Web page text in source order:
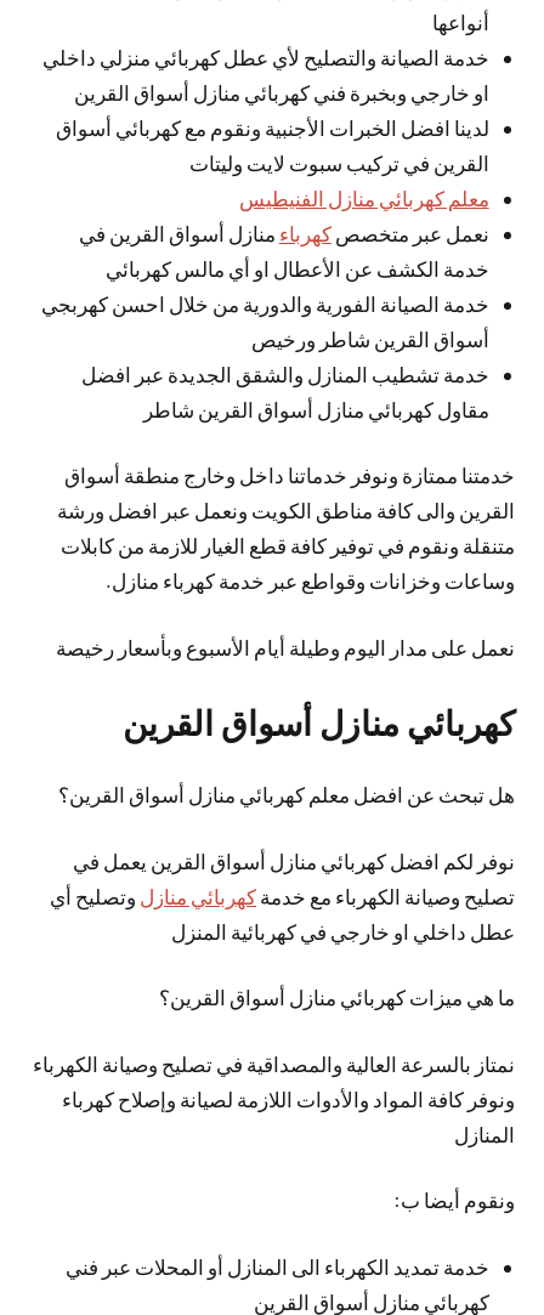
أنواعها
خدمة الصيانة والتصليح لأي عطل كهربائي منزلي داخلي
او خارجي وبخبرة فني كهربائي منازل أسواق القرين
لدينا افضل الخبرات الأجنبية ونقوم مع كهربائي أسواق
القرين في تركيب سبوت لايت وليتات
معلم كهربائي منازل الفنيطيس
نعمل عبر متخصصكهرباء منازل أسواق القرين في
خدمة الكشف عن الأعطال او أي مالس كهربائي
خدمة الصيانة الفورية والدورية من خلال احسن كهربجي
أسواق القرين شاطر ورخيص
خدمة تشطيب المنازل والشقق الجديدة عبر افضل
مقاول كهربائي منازل أسواق القرين شاطر
خدمتنا ممتازة ونوفر خدماتنا داخل وخارج منطقة أسواق
القرين والى كافة مناطق الكويت ونعمل عبر افضل ورشة
متنقلة ونقوم في توفير كافة قطع الغيار للازمة من كابلات
وساعات وخزانات وقواطع عبر خدمة كهرباء منازل.
نعمل على مدار اليوم وطيلة أيام الأسبوع وبأسعار رخيصة
كهربائي منازل أسواق القرين
هل تبحث عن افضل معلم كهربائي منازل أسواق القرين؟
نوفر لكم افضل كهربائي منازل أسواق القرين يعمل في
تصليح وصيانة الكهرباء مع خدمة كهربائي منازل وتصليح أي
عطل داخلي او خارجي في كهربائية المنزل
ما هي ميزات كهربائي منازل أسواق القرين؟
نمتاز بالسرعة العالية والمصداقية في تصليح وصيانة الكهرباء
ونوفر كافة المواد والأدوات اللازمة لصيانة وإصلاح كهرباء
المنازل
ونقوم أيضا ب:
خدمة تمديد الكهرباء الى المنازل أو المحلات عبر فني
كهربائي منازل أسواق القرين